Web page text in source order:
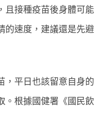
且接種疫苗後身體可能
的速度，建議還是先避
，平日也該留意自身的
。根據國健署《國民飲